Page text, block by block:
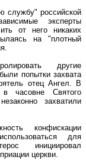
службу" российской
эксперты
от него никаких
на "плотный
другие
попытки захвата
отец Ангел. В
часовне Святого
захватили
конфискации
для
инициировал
церкви.